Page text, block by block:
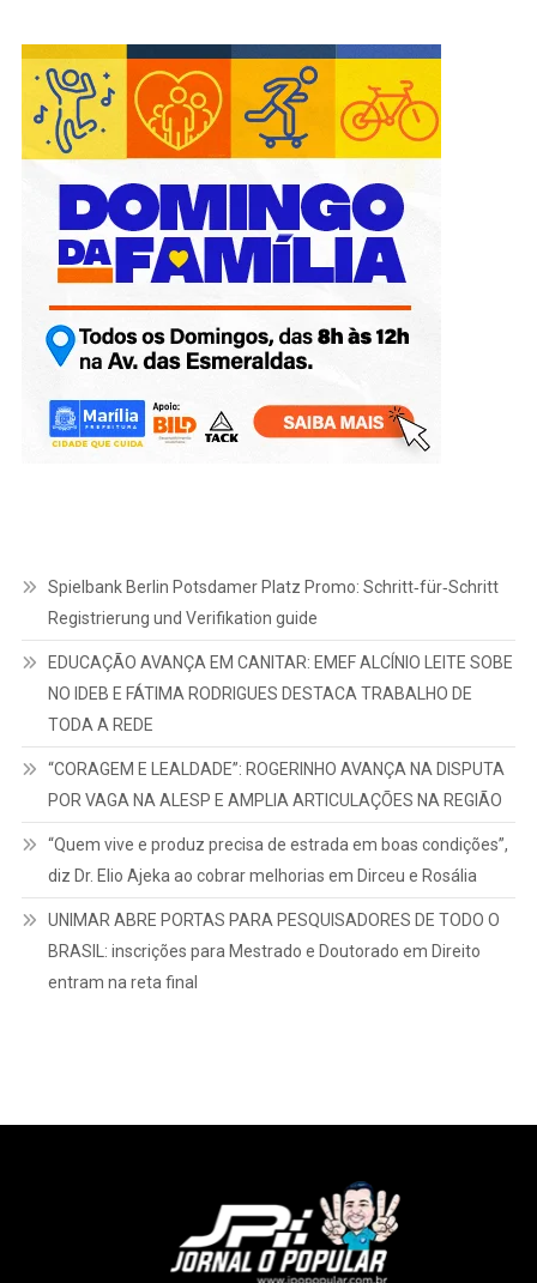
Spielbank Berlin Potsdamer Platz Promo: Schritt‑für‑Schritt
Registrierung und Verifikation guide
EDUCAÇÃO AVANÇA EM CANITAR: EMEF ALCÍNIO LEITE SOBE
NO IDEB E FÁTIMA RODRIGUES DESTACA TRABALHO DE
TODA A REDE
“CORAGEM E LEALDADE”: ROGERINHO AVANÇA NA DISPUTA
POR VAGA NA ALESP E AMPLIA ARTICULAÇÕES NA REGIÃO
“Quem vive e produz precisa de estrada em boas condições”,
diz Dr. Elio Ajeka ao cobrar melhorias em Dirceu e Rosália
UNIMAR ABRE PORTAS PARA PESQUISADORES DE TODO O
BRASIL: inscrições para Mestrado e Doutorado em Direito
entram na reta final